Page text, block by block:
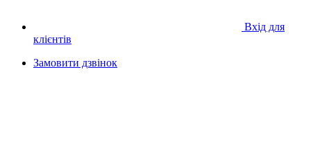
Вхід для
клієнтів
Замовити дзвінок